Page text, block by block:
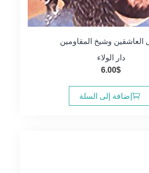
العاشقين وشيخ المقاومين
دار الولاء
6.00$
إضافة إلى السلة